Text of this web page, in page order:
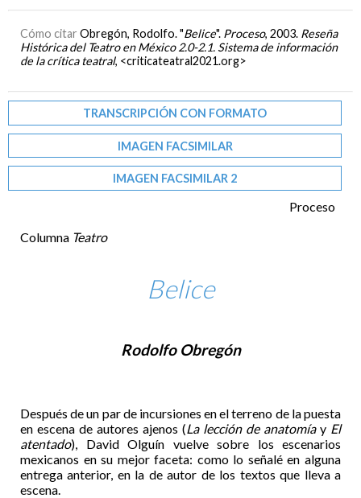
Cómo citar Obregón, Rodolfo. "Belice". Proceso, 2003. Reseña
Histórica del Teatro en México 2.0-2.1. Sistema de información
de la crítica teatral, <criticateatral2021.org>
TRANSCRIPCIÓN CON FORMATO
IMAGEN FACSIMILAR
IMAGEN FACSIMILAR 2
Proceso
Columna Teatro
Belice
Rodolfo Obregón
Después de un par de incursiones en el terreno de la puesta
en escena de autores ajenos (La lección de anatomíay El
atentado), David Olguín vuelve sobre los escenarios
mexicanos en su mejor faceta: como lo señalé en alguna
entrega anterior, en la de autor de los textos que lleva a
escena.